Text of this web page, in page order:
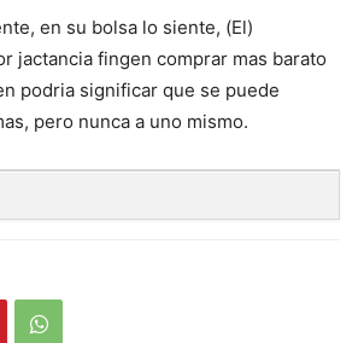
en su bolsa lo siente, (El)
jactancia fingen comprar mas barato
podria significar que se puede
pero nunca a uno mismo.